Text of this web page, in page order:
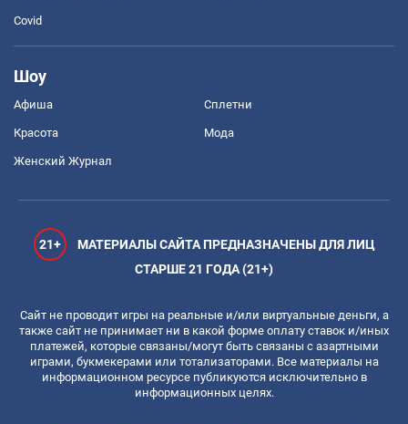
Covid
Шоу
Афиша Сплетни
Красота Мода
Женский Журнал
21+
МАТЕРИАЛЫ САЙТА ПРЕДНАЗНАЧЕНЫ ДЛЯ ЛИЦ
СТАРШЕ 21 ГОДА (21+)
Сайт не проводит игры на реальные и/или виртуальные деньги, а
также сайт не принимает ни в какой форме оплату ставок и/иных
платежей, которые связаны/могут быть связаны с азартными
играми, букмекерами или тотализаторами. Все материалы на
информационном ресурсе публикуются исключительно в
информационных целях.